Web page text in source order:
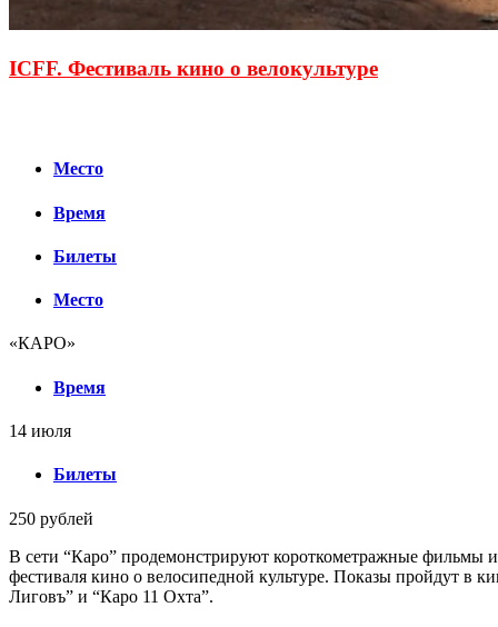
ICFF. Фестиваль кино о велокультуре
Место
Время
Билеты
Место
«КАРО»
Время
14 июля
Билеты
250 рублей
В сети “Каро” продемонстрируют короткометражные фильмы
фестиваля кино о велосипедной культуре. Показы пройдут в
Лиговъ” и “Каро 11 Охта”.